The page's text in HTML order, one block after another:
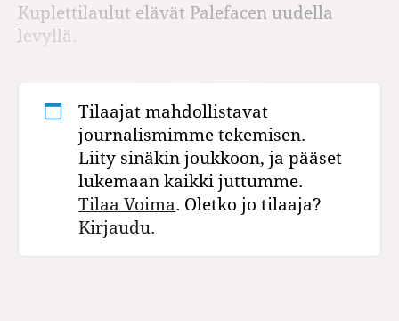
Kuplettilaulut elävät Palefacen uudella
levyllä.
Tilaajat mahdollistavat
journalismimme tekemisen.
Liity sinäkin joukkoon, ja pääset
lukemaan kaikki juttumme.
Tilaa Voima. Oletko jo tilaaja?
Kirjaudu.